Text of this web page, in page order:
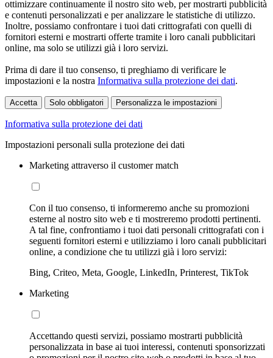
ottimizzare continuamente il nostro sito web, per mostrarti pubblicità
e contenuti personalizzati e per analizzare le statistiche di utilizzo.
Inoltre, possiamo confrontare i tuoi dati crittografati con quelli di
fornitori esterni e mostrarti offerte tramite i loro canali pubblicitari
online, ma solo se utilizzi già i loro servizi.
Prima di dare il tuo consenso, ti preghiamo di verificare le
impostazioni e la nostra Informativa sulla protezione dei dati.
Accetta Solo obbligatori Personalizza le impostazioni
Informativa sulla protezione dei dati
Impostazioni personali sulla protezione dei dati
Marketing attraverso il customer match
Con il tuo consenso, ti informeremo anche su promozioni
esterne al nostro sito web e ti mostreremo prodotti pertinenti.
A tal fine, confrontiamo i tuoi dati personali crittografati con i
seguenti fornitori esterni e utilizziamo i loro canali pubblicitari
online, a condizione che tu utilizzi già i loro servizi:
Bing, Criteo, Meta, Google, LinkedIn, Printerest, TikTok
Marketing
Accettando questi servizi, possiamo mostrarti pubblicità
personalizzata in base ai tuoi interessi, contenuti sponsorizzati